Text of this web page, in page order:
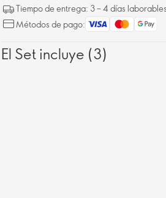
Tiempo de entrega: 3 – 4 días laborables
Métodos de pago:
El Set incluye (3)